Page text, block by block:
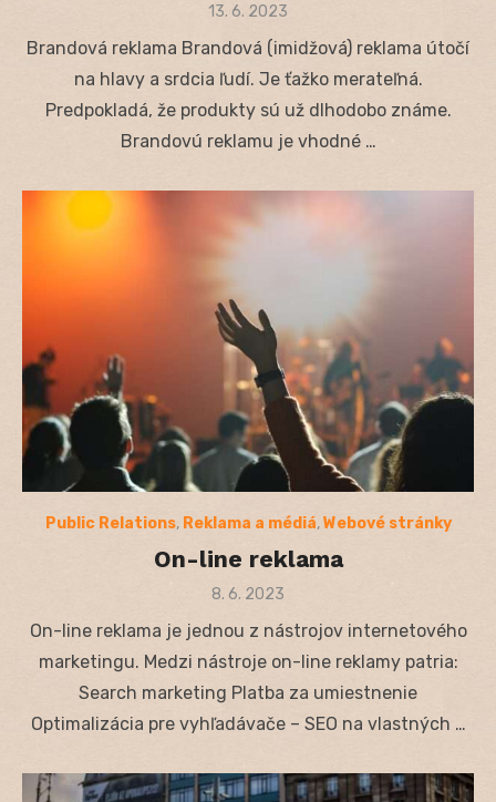
Posted
13. 6. 2023
Brandová reklama Brandová (imidžová) reklama útočí
na hlavy a srdcia ľudí. Je ťažko merateľná.
Predpokladá, že produkty sú už dlhodobo známe.
Brandovú reklamu je vhodné …
Public Relations, Reklama a médiá,Webové stránky
On-line reklama
Posted
8. 6. 2023
On-line reklama je jednou z nástrojov internetového
marketingu. Medzi nástroje on-line reklamy patria:
Search marketing Platba za umiestnenie
Optimalizácia pre vyhľadávače – SEO na vlastných …